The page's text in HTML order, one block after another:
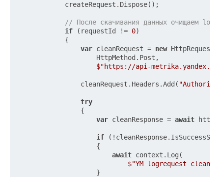
            createRequest.Dispose();
// После скачивания данных очищаем log
if (requestId != 0)
            {
var cleanRequest = new
                    HttpMethod.Post,
$"https://api-
                cleanRequest.Headers.Add(
try
                {
var cleanResponse = await
if
                    {
await context.Log(
$"YM logrequest clean
                    }